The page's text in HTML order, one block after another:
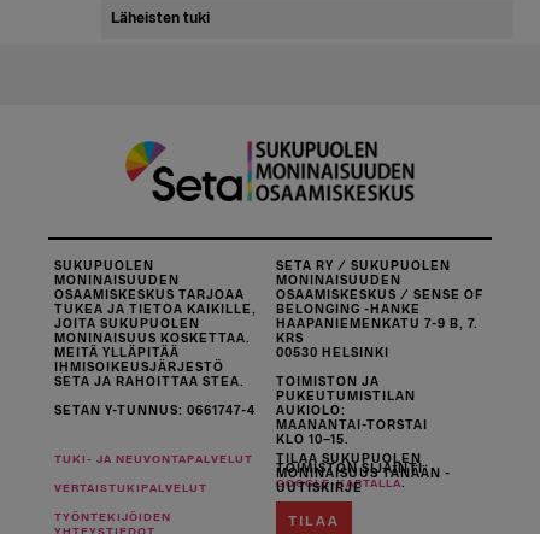
Läheisten tuki
SUKUPUOLEN
MONINAISUUDEN
OSAAMISKESKUS TARJOAA
TUKEA JA TIETOA KAIKILLE,
JOITA SUKUPUOLEN
MONINAISUUS KOSKETTAA.
MEITÄ YLLÄPITÄÄ
IHMISOIKEUSJÄRJESTÖ
SETA JA RAHOITTAA STEA.
SETAN Y-TUNNUS: 0661747-4
SETA RY / SUKUPUOLEN
MONINAISUUDEN
OSAAMISKESKUS / SENSE OF
BELONGING -HANKE
HAAPANIEMENKATU 7-9 B, 7.
KRS
00530 HELSINKI
TOIMISTON JA
PUKEUTUMISTILAN
AUKIOLO:
MAANANTAI-TORSTAI
KLO 10–15.
TOIMISTON SIJAINTI
GOOGLE-KARTALLA
TUKI- JA NEUVONTAPALVELUT
VERTAISTUKIPALVELUT
TYÖNTEKIJÖIDEN
TILAA SUKUPUOLEN
MONINAISUUS TÄNÄÄN -
UUTISKIRJE
TILAA